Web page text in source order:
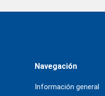
Navegación
Información general